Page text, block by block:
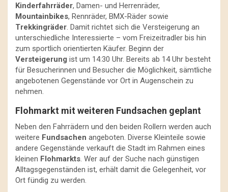
Kinderfahrräder, Damen- und Herrenräder,
Mountainbikes, Rennräder, BMX-Räder sowie
Trekkingräder. Damit richtet sich die Versteigerung an
unterschiedliche Interessierte – vom Freizeitradler bis hin
zum sportlich orientierten Käufer. Beginn der
Versteigerung ist um 14:30 Uhr. Bereits ab 14 Uhr besteht
für Besucherinnen und Besucher die Möglichkeit, sämtliche
angebotenen Gegenstände vor Ort in Augenschein zu
nehmen.
Flohmarkt mit weiteren Fundsachen geplant
Neben den Fahrrädern und den beiden Rollern werden auch
weitere Fundsachen angeboten. Diverse Kleinteile sowie
andere Gegenstände verkauft die Stadt im Rahmen eines
kleinen Flohmarkts. Wer auf der Suche nach günstigen
Alltagsgegenständen ist, erhält damit die Gelegenheit, vor
Ort fündig zu werden.